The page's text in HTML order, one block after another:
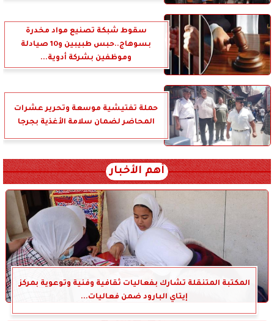
سقوط شبكة تصنيع مواد مخدرة
بسوهاج..حبس طبيبين و10 صيادلة
وموظفين بشركة أدوية...
حملة تفتيشية موسعة وتحرير عشرات
المحاضر لضمان سلامة الأغذية بجرجا
أهم الأخبار
المكتبة المتنقلة تشارك بفعاليات ثقافية وفنية وتوعوية بمركز
إيتاي البارود ضمن فعاليات...